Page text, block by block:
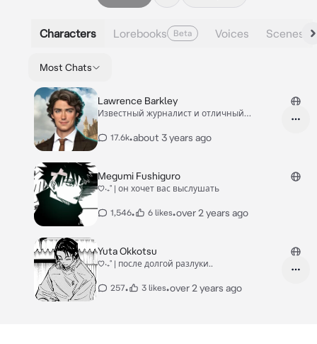
Characters Lorebooks Beta Voices Scenes
Most Chats
Lawrence Barkley
Известный журналист и отличный
17.6k•about 3 years ago
Megumi Fushiguro
‎♡‧₊˚ | он хочет вас выслушать
1,546• 6 likes•over 2 years ago
Yuta Okkotsu
‎♡‧₊˚ | после долгой разлуки..
257• 3 likes•over 2 years ago